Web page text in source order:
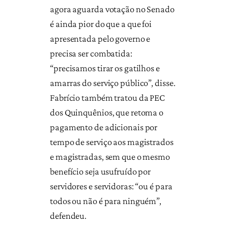
agora aguarda votação no Senado
é ainda pior do que a que foi
apresentada pelo governo e
precisa ser combatida:
“precisamos tirar os gatilhos e
amarras do serviço público”, disse.
Fabrício também tratou da PEC
dos Quinquênios, que retoma o
pagamento de adicionais por
tempo de serviço aos magistrados
e magistradas, sem que o mesmo
benefício seja usufruído por
servidores e servidoras: “ou é para
todos ou não é para ninguém”,
defendeu.